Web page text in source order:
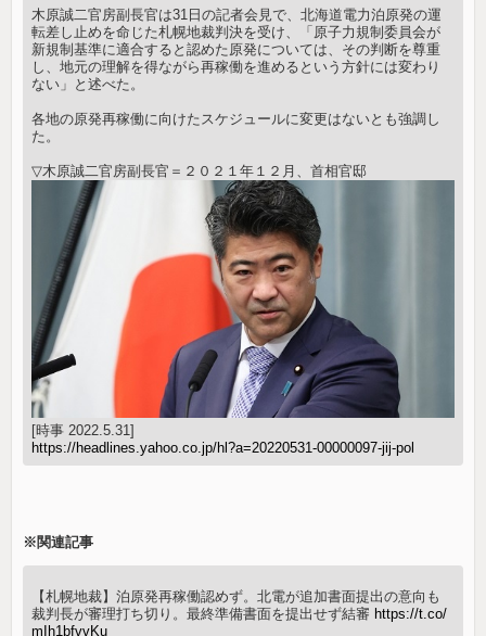
木原誠二官房副長官は31日の記者会見で、北海道電力泊原発の運
転差し止めを命じた札幌地裁判決を受け、「原子力規制委員会が
新規制基準に適合すると認めた原発については、その判断を尊重
し、地元の理解を得ながら再稼働を進めるという方針には変わり
ない」と述べた。
各地の原発再稼働に向けたスケジュールに変更はないとも強調し
た。
▽木原誠二官房副長官＝２０２１年１２月、首相官邸
[時事 2022.5.31]
https://headlines.yahoo.co.jp/hl?a=20220531-00000097-jij-pol
※関連記事
【札幌地裁】泊原発再稼働認めず。北電が追加書面提出の意向も
裁判長が審理打ち切り。最終準備書面を提出せず結審 https://t.co/
mIh1bfvvKu